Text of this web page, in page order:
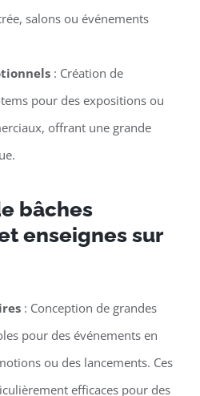
salons ou événements
: Création de
pour des expositions ou
offrant une grande
bâches
enseignes sur
: Conception de grandes
pour des événements en
ou des lancements. Ces
efficaces pour des